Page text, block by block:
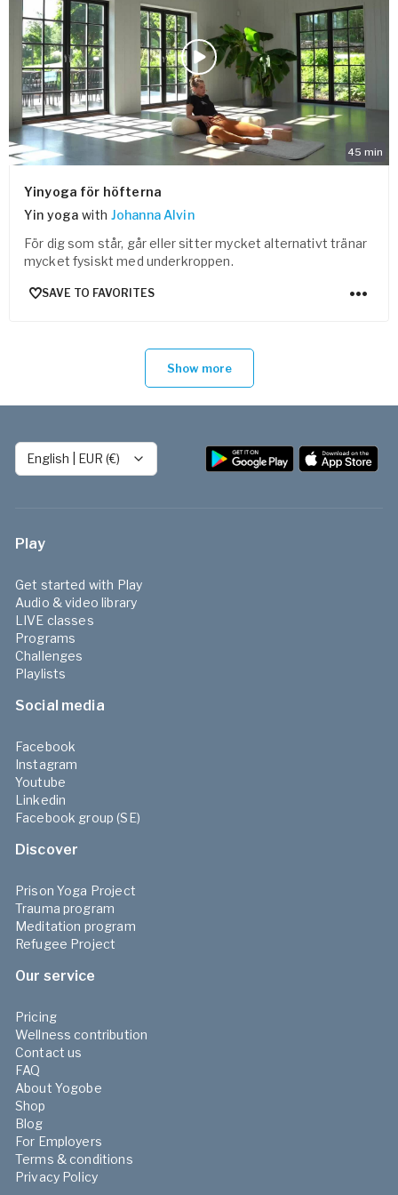
45 min
Yinyoga för höfterna
Yin yoga with Johanna Alvin
För dig som står, går eller sitter mycket alternativt tränar
mycket fysiskt med underkroppen.
SAVE TO FAVORITES
Show more
English EUR (€)
Play
Get started with Play
Audio & video library
LIVE classes
Programs
Challenges
Playlists
Social media
Facebook
Instagram
Youtube
Linkedin
Facebook group (SE)
Discover
Prison Yoga Project
Trauma program
Meditation program
Refugee Project
Our service
Pricing
Wellness contribution
Contact us
FAQ
About Yogobe
Shop
Blog
For Employers
Terms & conditions
Privacy Policy